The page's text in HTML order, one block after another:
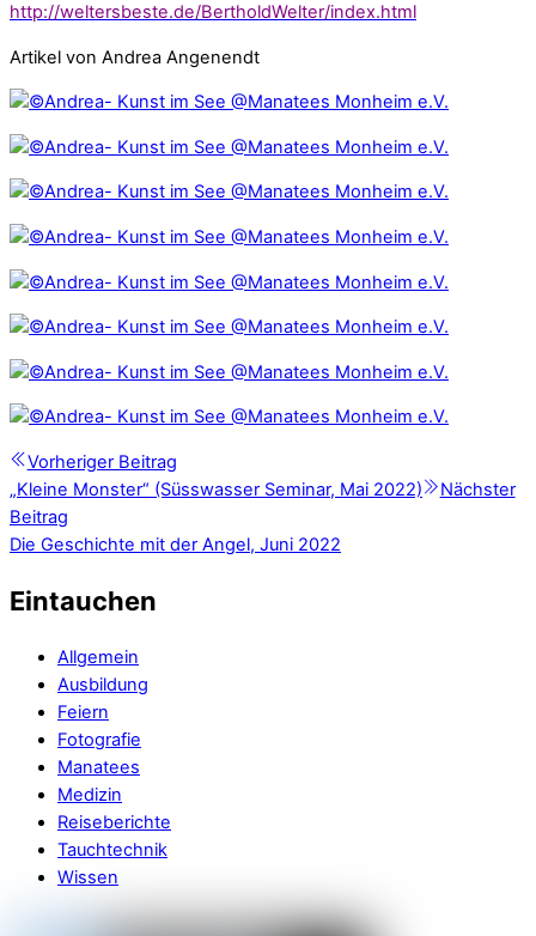
http://weltersbeste.de/BertholdWelter/index.html
Artikel von Andrea Angenendt
Vorheriger Beitrag
„Kleine Monster“ (Süsswasser Seminar, Mai 2022)
Nächster
Beitrag
Die Geschichte mit der Angel, Juni 2022
Eintauchen
Allgemein
Ausbildung
Feiern
Fotografie
Manatees
Medizin
Reiseberichte
Tauchtechnik
Wissen